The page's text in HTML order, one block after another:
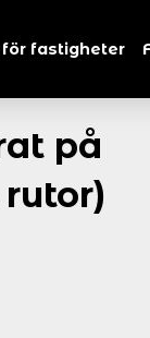
fastigheter
på